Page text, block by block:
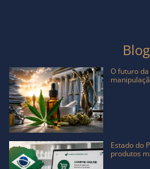
Blog
O futuro
Estado do
produtos